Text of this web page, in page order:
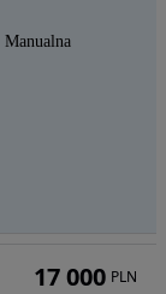
Manualna
17 000 PLN